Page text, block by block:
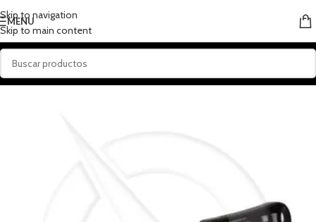
Skip to navigation
Skip to main content
MENU